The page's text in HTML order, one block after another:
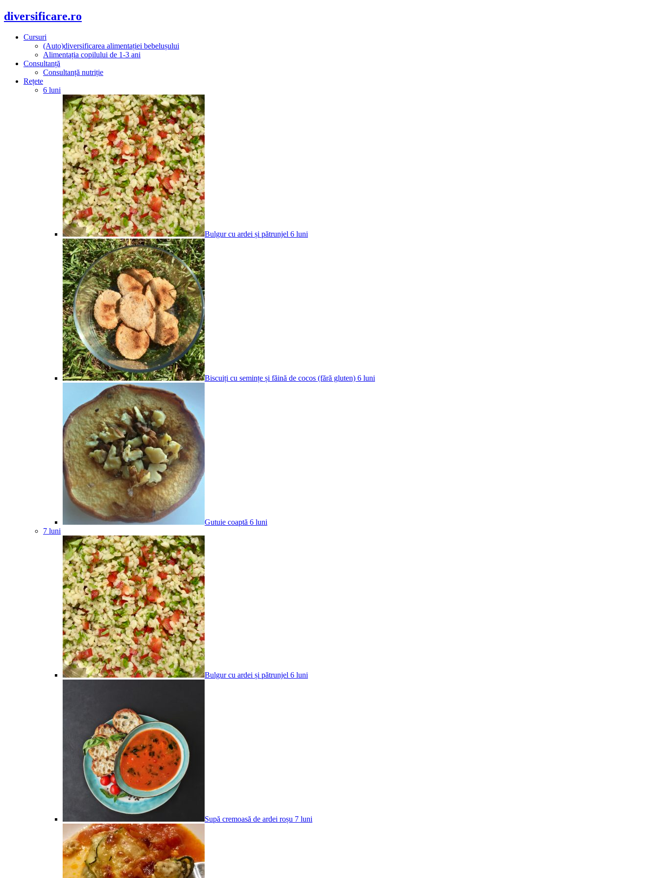
diversificare.ro
Cursuri
(Auto)diversificarea alimentației bebelușului
Alimentația copilului de 1-3 ani
Consultanță
Consultanță nutriție
Rețete
6 luni
Bulgur cu ardei și pătrunjel 6 luni
Biscuiți cu semințe și făină de cocos (fără gluten) 6 luni
Gutuie coaptă 6 luni
7 luni
Bulgur cu ardei și pătrunjel 6 luni
Supă cremoasă de ardei roșu 7 luni